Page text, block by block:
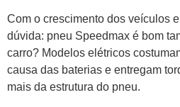
Com o crescimento dos veículos
dúvida: pneu Speedmax é bom
carro? Modelos elétricos
causa das baterias e entregam
mais da estrutura do pneu.